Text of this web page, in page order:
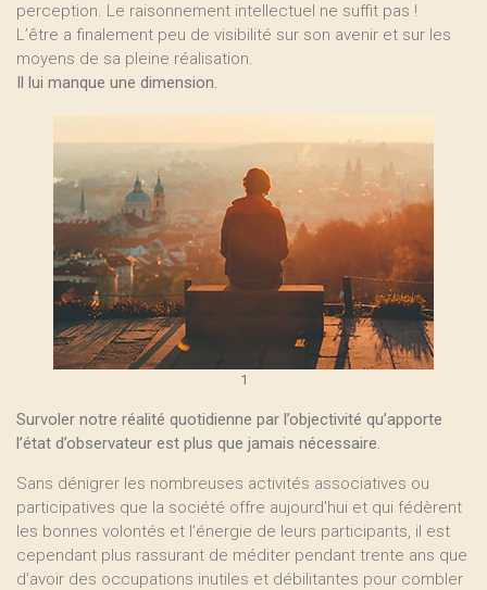
perception. Le raisonnement intellectuel ne suffit pas !
L’être a finalement peu de visibilité sur son avenir et sur les
moyens de sa pleine réalisation.
Il lui manque une dimension.
1
Survoler notre réalité quotidienne par l’objectivité qu’apporte
l’état d’observateur est plus que jamais nécessaire.
Sans dénigrer les nombreuses activités associatives ou
participatives que la société offre aujourd’hui et qui fédèrent
les bonnes volontés et l’énergie de leurs participants, il est
cependant plus rassurant de méditer pendant trente ans que
d’avoir des occupations inutiles et débilitantes pour combler